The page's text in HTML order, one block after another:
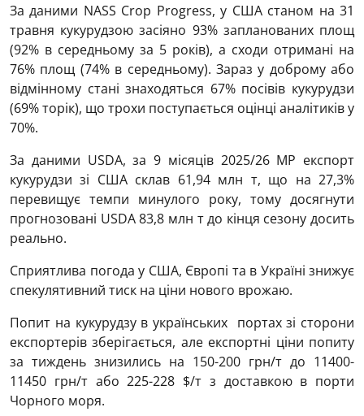
За даними NASS Crop Progress, у США станом на 31
травня кукурудзою засіяно 93% запланованих площ
(92% в середньому за 5 років), а сходи отримані на
76% площ (74% в середньому). Зараз у доброму або
відмінному стані знаходяться 67% посівів кукурудзи
(69% торік), що трохи поступається оцінці аналітиків у
70%.
За даними USDA, за 9 місяців 2025/26 МР експорт
кукурудзи зі США склав 61,94 млн т, що на 27,3%
перевищує темпи минулого року, тому досягнути
прогнозовані USDA 83,8 млн т до кінця сезону досить
реально.
Сприятлива погода у США, Європі та в Україні знижує
спекулятивний тиск на ціни нового врожаю.
Попит на кукурудзу в українських портах зі сторони
експортерів зберігається, але експортні ціни попиту
за тиждень знизились на 150-200 грн/т до 11400-
11450 грн/т або 225-228 $/т з доставкою в порти
Чорного моря.